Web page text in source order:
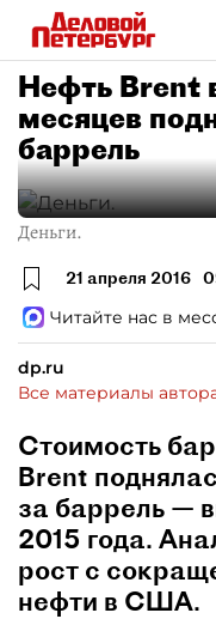
Нефть Brent
месяцев
баррель
Деньги.
21 апреля 2016
Читайте нас в
dp.ru
Все материалы
Стоимость
Brent
за баррель —
2015 года.
рост с
нефти в США.